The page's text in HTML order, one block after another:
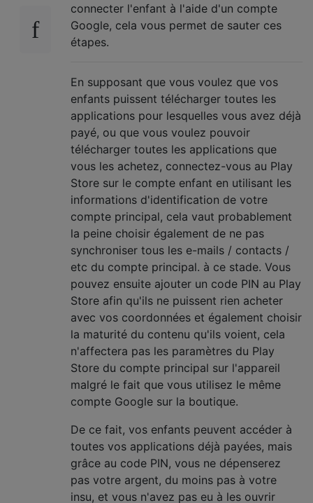
connecter l'enfant à l'aide d'un compte
Google, cela vous permet de sauter ces
étapes.
En supposant que vous voulez que vos
enfants puissent télécharger toutes les
applications pour lesquelles vous avez déjà
payé, ou que vous voulez pouvoir
télécharger toutes les applications que
vous les achetez, connectez-vous au Play
Store sur le compte enfant en utilisant les
informations d'identification de votre
compte principal, cela vaut probablement
la peine choisir également de ne pas
synchroniser tous les e-mails / contacts /
etc du compte principal. à ce stade. Vous
pouvez ensuite ajouter un code PIN au Play
Store afin qu'ils ne puissent rien acheter
avec vos coordonnées et également choisir
la maturité du contenu qu'ils voient, cela
n'affectera pas les paramètres du Play
Store du compte principal sur l'appareil
malgré le fait que vous utilisez le même
compte Google sur la boutique.
De ce fait, vos enfants peuvent accéder à
toutes vos applications déjà payées, mais
grâce au code PIN, vous ne dépenserez
pas votre argent, du moins pas à votre
insu, et vous n'avez pas eu à les ouvrir